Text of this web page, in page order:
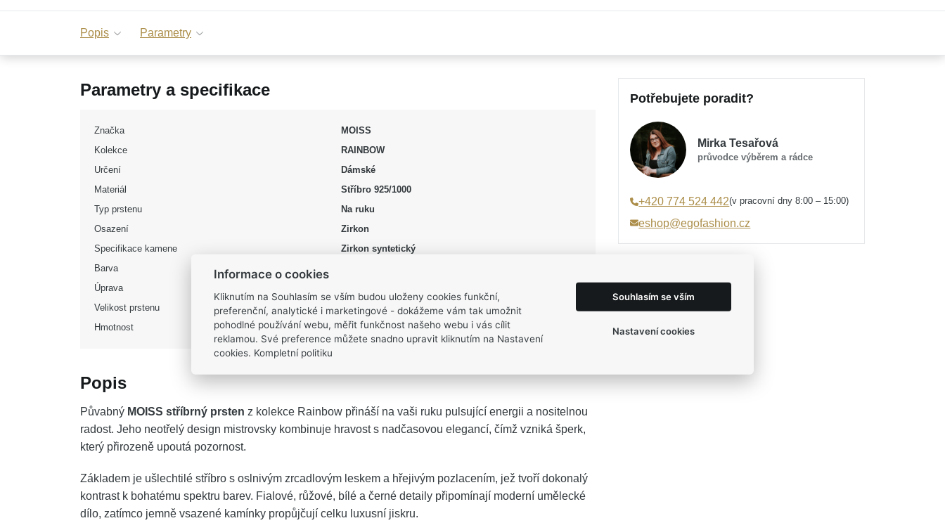
Popis Parametry
Parametry a specifikace
Značka
MOISS
Kolekce
RAINBOW
Určení
Dámské
Materiál
Stříbro 925/1000
Typ prstenu
Na ruku
Osazení
Zirkon
Specifikace kamene
Zirkon syntetický
Barva
Úprava
Velikost prstenu
52, 54
Hmotnost
6,55 g
Popis
Půvabný MOISS stříbrný prsten z kolekce Rainbow přináší na vaši ruku pulsující energii a nositelnou
radost. Jeho neotřelý design mistrovsky kombinuje hravost s nadčasovou elegancí, čímž vzniká šperk,
který přirozeně upoutá pozornost.
Základem je ušlechtilé stříbro s oslnivým zrcadlovým leskem a hřejivým pozlacením, jež tvoří dokonalý
kontrast k bohatému spektru barev. Fialové, růžové, bílé a černé detaily připomínají moderní umělecké
dílo, zatímco jemně vsazené kamínky propůjčují celku luxusní jiskru.
Potřebujete poradit?
Mirka Tesařová
průvodce výběrem a rádce
+420 774 524 442(v pracovní dny 8:00 – 15:00)
eshop@egofashion.cz
Informace o cookies
Kliknutím na Souhlasím se vším budou uloženy cookies funkční,
preferenční, analytické i marketingové - dokážeme vám tak umožnit
pohodlné používání webu, měřit funkčnost našeho webu i vás cílit
reklamou. Své preference můžete snadno upravit kliknutím na Nastavení
cookies. Kompletní politiku
Souhlasím se vším
Nastavení cookies